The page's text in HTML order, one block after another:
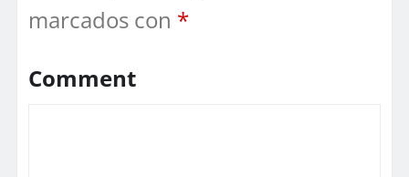
marcados con *
Comment